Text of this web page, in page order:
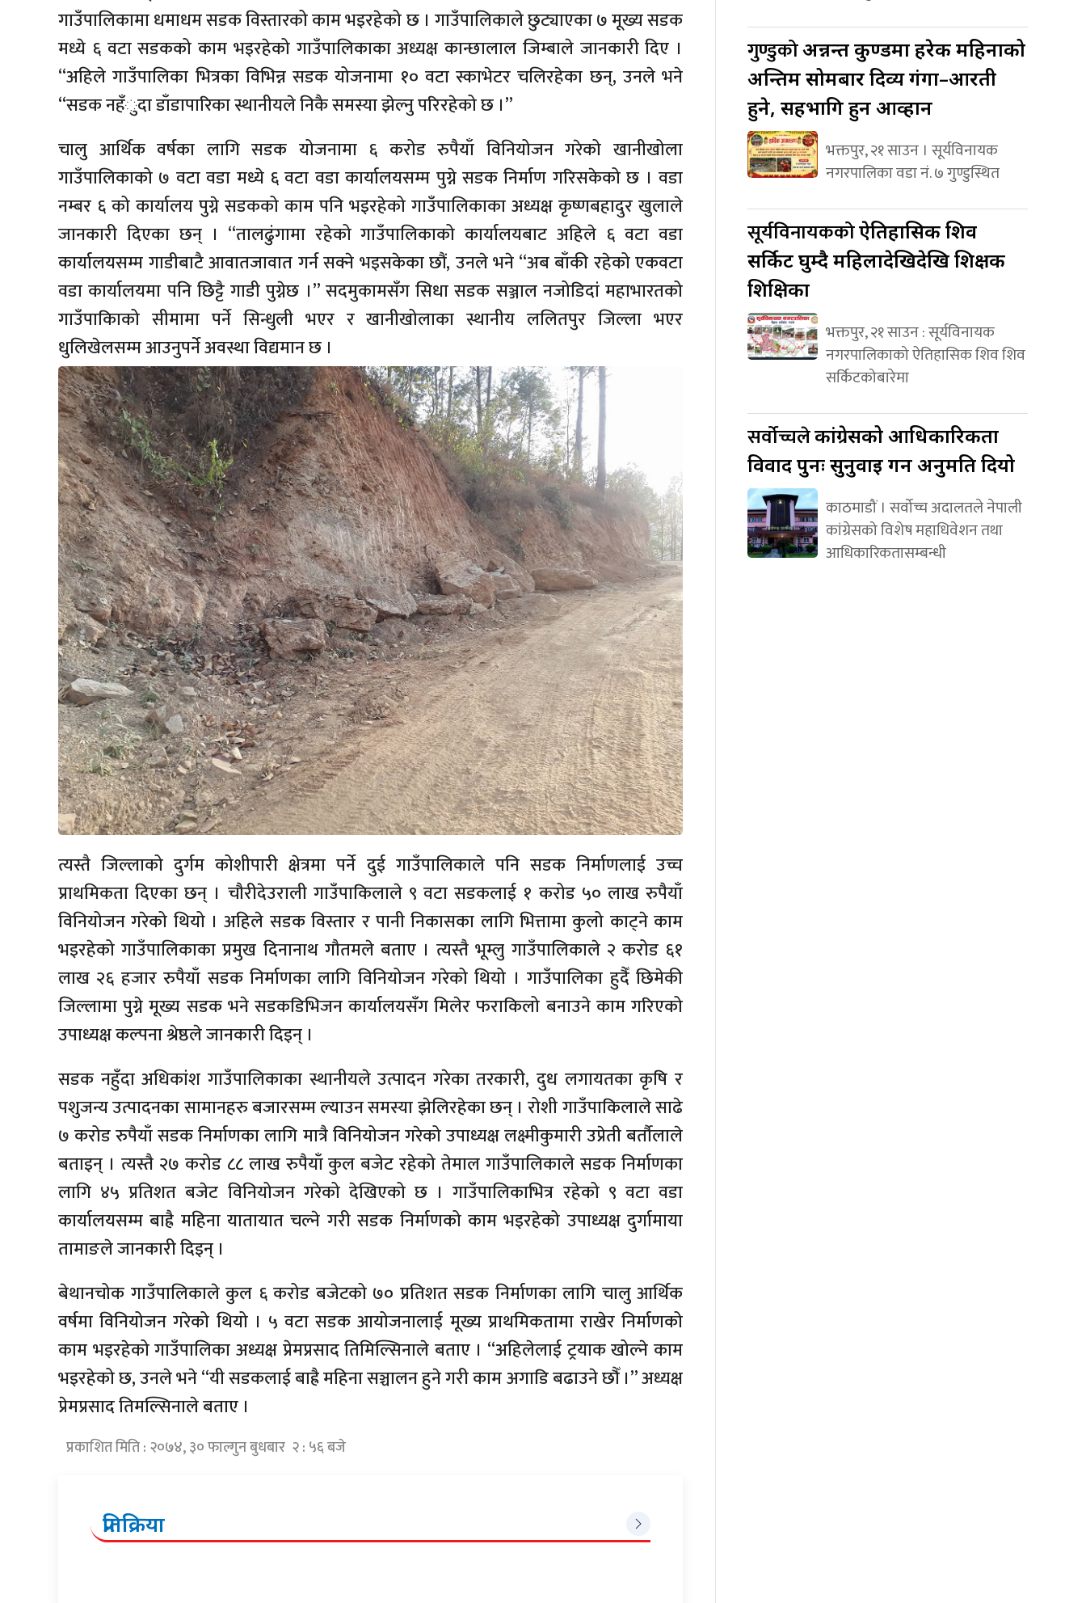
गाउँपालिकामा धमाधम सडक विस्तारको काम भइरहेको छ । गाउँपालिकाले छुट्याएका ७ मूख्य सडक
मध्ये ६ वटा सडकको काम भइरहेको गाउँपालिकाका अध्यक्ष कान्छालाल जिम्बाले जानकारी दिए ।
“अहिले गाउँपालिका भित्रका विभिन्न सडक योजनामा १० वटा स्काभेटर चलिरहेका छन्, उनले भने
“सडक नहँुदा डाँडापारिका स्थानीयले निकै समस्या झेल्नु परिरहेको छ ।”
चालु आर्थिक वर्षका लागि सडक योजनामा ६ करोड रुपैयाँ विनियोजन गरेको खानीखोला
गाउँपालिकाको ७ वटा वडा मध्ये ६ वटा वडा कार्यालयसम्म पुग्ने सडक निर्माण गरिसकेको छ । वडा
नम्बर ६ को कार्यालय पुग्ने सडकको काम पनि भइरहेको गाउँपालिकाका अध्यक्ष कृष्णबहादुर खुलाले
जानकारी दिएका छन् । “तालढुंगामा रहेको गाउँपालिकाको कार्यालयबाट अहिले ६ वटा वडा
कार्यालयसम्म गाडीबाटै आवातजावात गर्न सक्ने भइसकेका छौं, उनले भने “अब बाँकी रहेको एकवटा
वडा कार्यालयमा पनि छिट्टै गाडी पुग्नेछ ।” सदमुकामसँग सिधा सडक सञ्जाल नजोडिदां महाभारतको
गाउँपाकिाको सीमामा पर्ने सिन्धुली भएर र खानीखोलाका स्थानीय ललितपुर जिल्ला भएर
धुलिखेलसम्म आउनुपर्ने अवस्था विद्यमान छ ।
त्यस्तै जिल्लाको दुर्गम कोशीपारी क्षेत्रमा पर्ने दुई गाउँपालिकाले पनि सडक निर्माणलाई उच्च
प्राथमिकता दिएका छन् । चौरीदेउराली गाउँपाकिलाले ९ वटा सडकलाई १ करोड ५० लाख रुपैयाँ
विनियोजन गरेको थियो । अहिले सडक विस्तार र पानी निकासका लागि भित्तामा कुलो काट्ने काम
भइरहेको गाउँपालिकाका प्रमुख दिनानाथ गौतमले बताए । त्यस्तै भूम्लु गाउँपालिकाले २ करोड ६१
लाख २६ हजार रुपैयाँ सडक निर्माणका लागि विनियोजन गरेको थियो । गाउँपालिका हुदैँ छिमेकी
जिल्लामा पुग्ने मूख्य सडक भने सडकडिभिजन कार्यालयसँग मिलेर फराकिलो बनाउने काम गरिएको
उपाध्यक्ष कल्पना श्रेष्ठले जानकारी दिइन् ।
सडक नहुँदा अधिकांश गाउँपालिकाका स्थानीयले उत्पादन गरेका तरकारी, दुध लगायतका कृषि र
पशुजन्य उत्पादनका सामानहरु बजारसम्म ल्याउन समस्या झेलिरहेका छन् । रोशी गाउँपाकिलाले साढे
७ करोड रुपैयाँ सडक निर्माणका लागि मात्रै विनियोजन गरेको उपाध्यक्ष लक्ष्मीकुमारी उप्रेती बर्तौलाले
बताइन् । त्यस्तै २७ करोड ८८ लाख रुपैयाँ कुल बजेट रहेको तेमाल गाउँपालिकाले सडक निर्माणका
लागि ४५ प्रतिशत बजेट विनियोजन गरेको देखिएको छ । गाउँपालिकाभित्र रहेको ९ वटा वडा
कार्यालयसम्म बाह्रै महिना यातायात चल्ने गरी सडक निर्माणको काम भइरहेको उपाध्यक्ष दुर्गामाया
तामाङले जानकारी दिइन् ।
बेथानचोक गाउँपालिकाले कुल ६ करोड बजेटको ७० प्रतिशत सडक निर्माणका लागि चालु आर्थिक
वर्षमा विनियोजन गरेको थियो । ५ वटा सडक आयोजनालाई मूख्य प्राथमिकतामा राखेर निर्माणको
काम भइरहेको गाउँपालिका अध्यक्ष प्रेमप्रसाद तिमिल्सिनाले बताए । “अहिलेलाई ट्रयाक खोल्ने काम
भइरहेको छ, उनले भने “यी सडकलाई बाह्रै महिना सञ्चालन हुने गरी काम अगाडि बढाउने छौँ ।” अध्यक्ष
प्रेमप्रसाद तिमल्सिनाले बताए ।
प्रकाशित मिति : २०७४, ३० फाल्गुन बुधबार २ : ५६ बजे
प्रतिक्रिया
गुण्डुकोअन्नन्त कुण्डमा हरेक महिनाको
अन्तिम सोमबार दिव्य गंगा–आरती
हुने, सहभागि हुन आव्हान
भक्तपुर, २१ साउन । सूर्यविनायक
नगरपालिका वडा नं. ७ गुण्डुस्थित
सूर्यविनायककोऐतिहासिक शिव
सर्किट घुम्दै महिलादेखिदेखि शिक्षक
शिक्षिका
भक्तपुर, २१ साउन : सूर्यविनायक
नगरपालिकाको ऐतिहासिक शिव शिव
सर्किटकोबारेमा
सर्वोच्चलेकांग्रेसको आधिकारिकता
विवाद पुनः सुनुवाइ गर्न अनुमति दियो
काठमाडौं । सर्वोच्च अदालतले नेपाली
कांग्रेसको विशेष महाधिवेशन तथा
आधिकारिकतासम्बन्धी